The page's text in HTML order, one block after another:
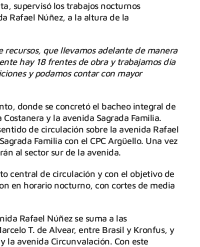
supervisó los trabajos nocturnos
Rafael Núñez, a la altura de la
recursos, que llevamos adelante de manera
hay 18 frentes de obra y trabajamos día
y podamos contar con mayor
donde se concretó el bacheo integral de
y la avenida Sagrada Familia.
de circulación sobre la avenida Rafael
Familia con el CPC Argüello. Una vez
al sector sur de la avenida.
central de circulación y con el objetivo de
en horario nocturno, con cortes de media
Rafael Núñez se suma a las
T. de Alvear, entre Brasil y Kronfus, y
la avenida Circunvalación. Con este